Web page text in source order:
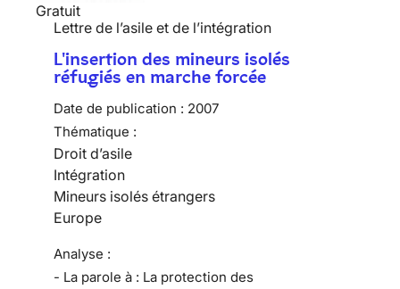
Gratuit
Lettre de l’asile et de l’intégration
L'insertion des mineurs isolés
réfugiés en marche forcée
Date de publication : 2007
Thématique :
Droit d’asile
Intégration
Mineurs isolés étrangers
Europe
Analyse :
- La parole à : La protection des